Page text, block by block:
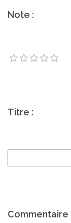
Note :
Titre :
Commentaire